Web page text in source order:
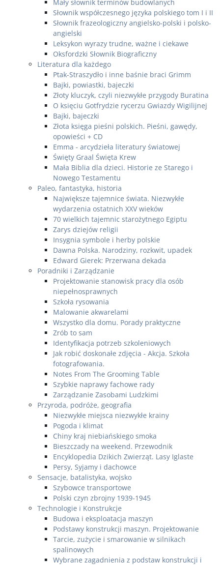
Mały słownik terminów budowlanych
Słownik współczesnego języka polskiego tom I i II
Słownik frazeologiczny angielsko-polski i polsko-
angielski
Leksykon wyrazy trudne, ważne i ciekawe
Oksfordzki Słownik Biograficzny
Literatura dla każdego
Ptak-Straszydło i inne baśnie braci Grimm
Bajki, powiastki, bajeczki
Złoty kluczyk, czyli niezwykłe przygody Buratina
O księciu Gotfrydzie rycerzu Gwiazdy Wigilijnej
Bajki, bajeczki
Złota księga pieśni polskich. Pieśni, gawędy,
opowieści + CD
Emma - arcydzieła literatury światowej
Święty Graal Święta Krew
Mała Biblia dla dzieci. Historie ze Starego i
Nowego Testamentu
Paleo, fantastyka, historia
Największe tajemnice świata. Niezwykłe
wydarzenia ostatnich XXV wieków
70 wielkich tajemnic starożytnego Egiptu
Zarys dziejów religii
Insygnia symbole i herby polskie
Dawna Polska. Narodziny, rozkwit, upadek
Edward Gierek: Przerwana dekada
Poradniki i Zarządzanie
Projektowanie stanowisk pracy dla osób
niepełnosprawnych
Szkoła rysowania
Malowanie akwarelami
Wszystko dla domu. Porady praktyczne
Zrób to sam
Identyfikacja potrzeb szkoleniowych
Jak robić doskonałe zdjęcia - Akcja. Szkoła
fotografowania.
Notes From The Grooming Table
Szybkie naprawy fachowe rady
Zarządzanie Zasobami Ludzkimi
Przyroda, podróże, geografia
Niezwykłe miejsca niezwykłe krainy
Pogoda i klimat
Chiny kraj niebiańskiego smoka
Bieszczady na weekend. Przewodnik
Encyklopedia Dzikich Zwierząt. Lasy Iglaste
Persy, Syjamy i dachowce
Sensacje, batalistyka, wojsko
Szybowce transportowe
Polski czyn zbrojny 1939-1945
Technologie i Konstrukcje
Budowa i eksploatacja maszyn
Podstawy konstrukcji maszyn. Projektowanie
Tarcie, zużycie i smarowanie w silnikach
spalinowych
Wybrane zagadnienia z podstaw konstrukcji i